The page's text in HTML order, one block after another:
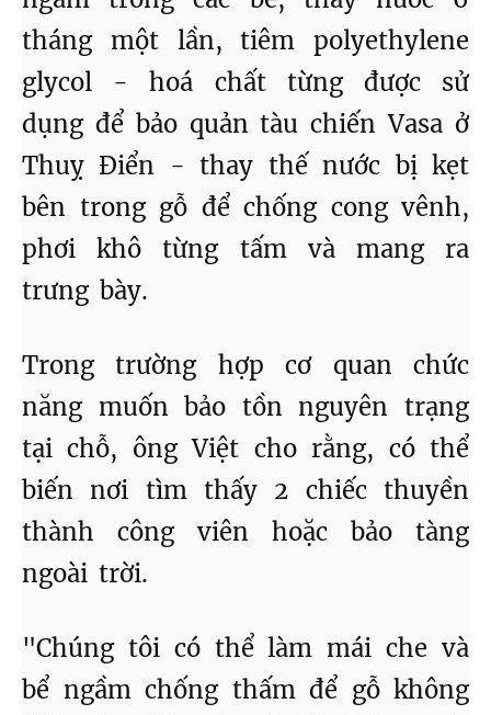
tháng một lần, tiêm polyethylene
glycol - hoá chất từng được sử
dụng để bảo quản tàu chiến Vasa ở
Thuỵ Điển - thay thế nước bị kẹt
bên trong gỗ để chống cong vênh,
phơi khô từng tấm và mang ra
trưng bày.
Trong trường hợp cơ quan chức
năng muốn bảo tồn nguyên trạng
tại chỗ, ông Việt cho rằng, có thể
biến nơi tìm thấy 2 chiếc thuyền
thành công viên hoặc bảo tàng
ngoài trời.
"Chúng tôi có thể làm mái che và
bể ngầm chống thấm để gỗ không